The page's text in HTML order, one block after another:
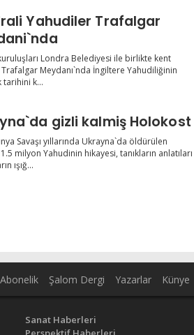
Yahudiler Trafalgar
Londra Belediyesi ile birlikte kent
Meydanı`nda İngiltere Yahudiliğinin
tarihini k...
gizli kalmiş Holokost
Savaşı yıllarında Ukrayna`da öldürülen
milyon Yahudinin hikayesi, tanıkların anlatıları
ışığ...
Abonelik Şalom Dergi Yazarlar Künye
Sanat Haberleri